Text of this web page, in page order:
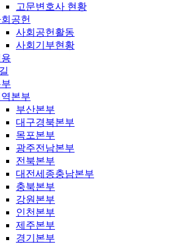
고문변호사 현황
공헌
사회공헌활동
사회기부현황
본부
부산본부
대구경북본부
목포본부
광주전남본부
전북본부
대전세종충남본부
충북본부
강원본부
인천본부
제주본부
경기본부